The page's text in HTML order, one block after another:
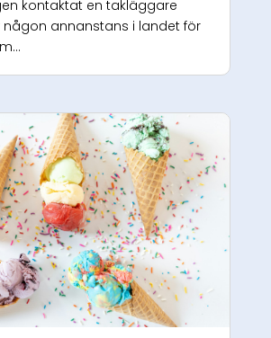
kontaktat en takläggare
någon annanstans i landet för